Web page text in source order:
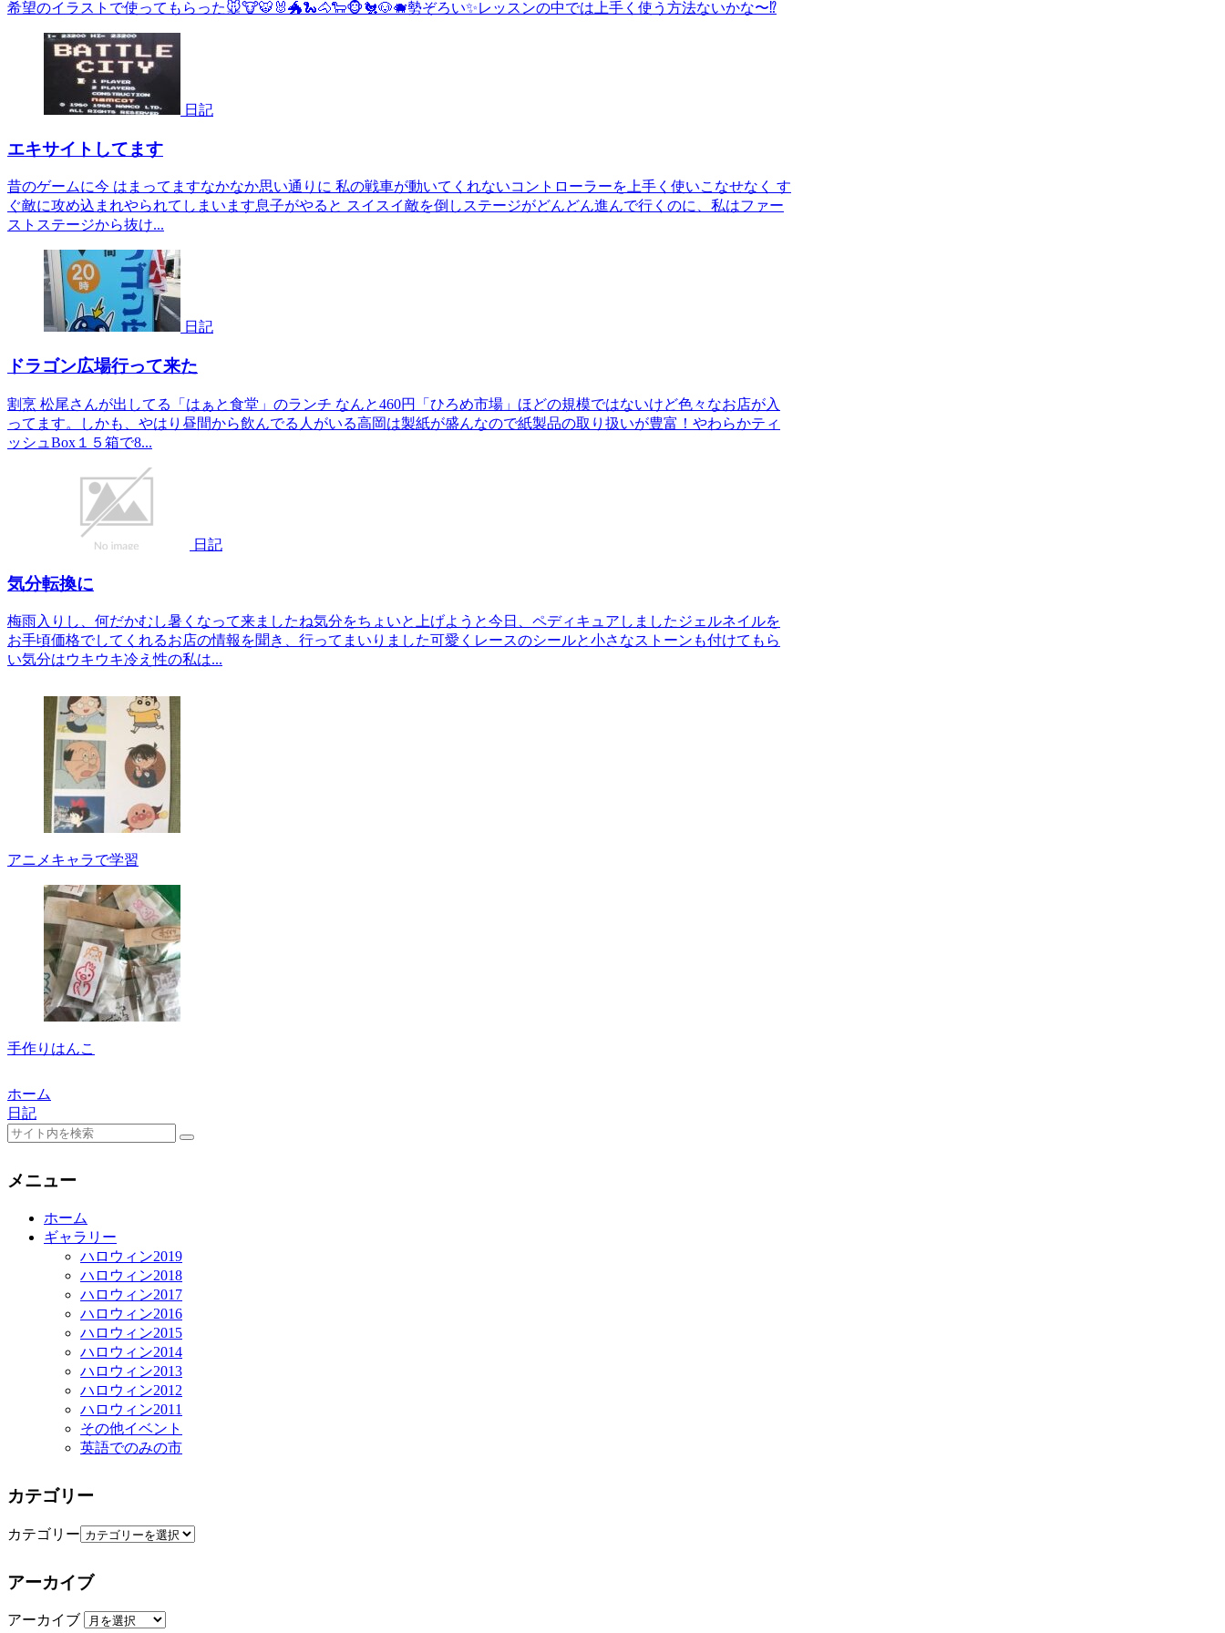
希望のイラストで使ってもらった🐭🐮🐯🐰🐲🐍🐴🐑🐵🐔🐶🐗勢ぞろい✨レッスンの中では上手く使う方法ないかな〜⁉️
日記
エキサイトしてます
昔のゲームに今 はまってますなかなか思い通りに 私の戦車が動いてくれないコントローラーを上手く使いこなせなく す
ぐ敵に攻め込まれやられてしまいます息子がやると スイスイ敵を倒しステージがどんどん進んで行くのに、私はファー
ストステージから抜け...
日記
ドラゴン広場行って来た
割烹 松尾さんが出してる「はぁと食堂」のランチ なんと460円「ひろめ市場」ほどの規模ではないけど色々なお店が入
ってます。しかも、やはり昼間から飲んでる人がいる高岡は製紙が盛んなので紙製品の取り扱いが豊富！やわらかティ
ッシュBox１５箱で8...
日記
気分転換に
梅雨入りし、何だかむし暑くなって来ましたね気分をちょいと上げようと今日、ペディキュアしましたジェルネイルを
お手頃価格でしてくれるお店の情報を聞き、行ってまいりました可愛くレースのシールと小さなストーンも付けてもら
い気分はウキウキ冷え性の私は...
アニメキャラで学習
手作りはんこ
ホーム
日記
メニュー
ホーム
ギャラリー
ハロウィン2019
ハロウィン2018
ハロウィン2017
ハロウィン2016
ハロウィン2015
ハロウィン2014
ハロウィン2013
ハロウィン2012
ハロウィン2011
その他イベント
英語でのみの市
カテゴリー
カテゴリー
アーカイブ
アーカイブ